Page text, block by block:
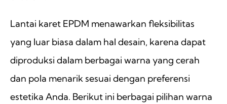
Lantai karet EPDM menawarkan fleksibilitas
yang luar biasa dalam hal desain, karena dapat
diproduksi dalam berbagai warna yang cerah
dan pola menarik sesuai dengan preferensi
estetika Anda. Berikut ini berbagai pilihan warna